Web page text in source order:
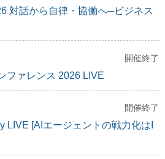
対話から自律・協働へ─ビジネス
開催終了
ファレンス 2026 LIVE
開催終了
LIVE [AIエージェントの戦力化はI